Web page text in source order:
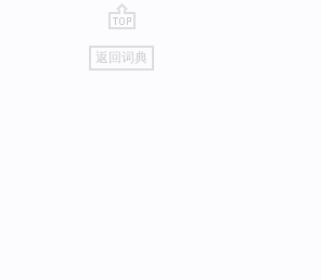
go
top
返回词典